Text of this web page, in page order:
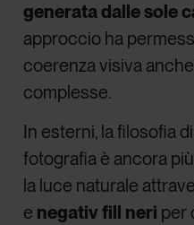
generata dalle sole
approccio ha
coerenza visiva
complesse.
In esterni, la filosofia
fotografia è ancora
la luce naturale
e negativ fill neri per